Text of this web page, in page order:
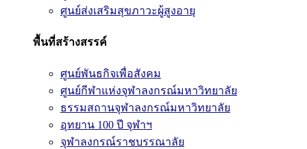
ศูนย์ส่งเสริมสุขภาวะผู้สูงอายุ
พื้นที่สร้างสรรค์
ศูนย์พันธกิจเพื่อสังคม
ศูนย์กีฬาแห่งจุฬาลงกรณ์มหาวิทยาลัย
ธรรมสถานจุฬาลงกรณ์มหาวิทยาลัย
อุทยาน 100 ปี จุฬาฯ
จุฬาลงกรณ์ราชบรรณาลัย